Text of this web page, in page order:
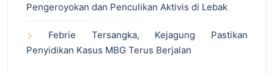
Pengeroyokan dan Penculikan Aktivis di Lebak
Febrie Tersangka, Kejagung Pastikan
Penyidikan Kasus MBG Terus Berjalan